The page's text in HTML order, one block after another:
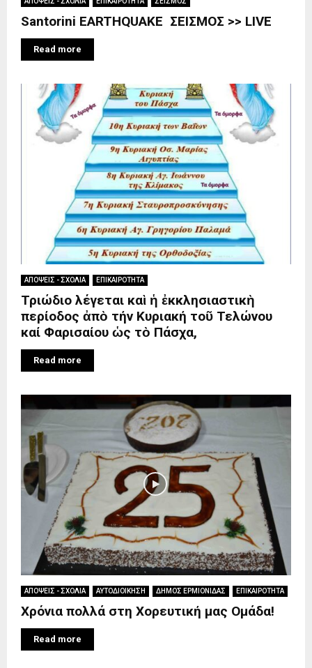
Santorini EARTHQUAKE ΣΕΙΣΜΟΣ >> LIVE
Read more
ΑΠΟΨΕΙΣ - ΣΧΟΛΙΑ ΕΠΙΚΑΙΡΟΤΗΤΑ
Τριώδιο λέγεται καὶ ἡ ἐκκλησιαστικὴ
περίοδος ἀπὸ τήν Κυριακή τοῦ Τελώνου
καί Φαρισαίου ὡς τὸ Πάσχα,
Read more
ΑΠΟΨΕΙΣ - ΣΧΟΛΙΑ ΑΥΤΟΔΙΟΙΚΗΣΗ ΔΗΜΟΣ ΕΡΜΙΟΝΙΔΑΣ ΕΠΙΚΑΙΡΟΤΗΤΑ
Χρόνια πολλά στη Χορευτική μας Ομάδα!
Read more